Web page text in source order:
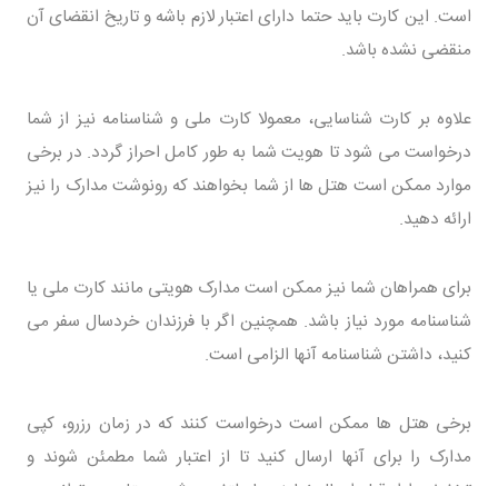
است. این کارت باید حتما دارای اعتبار لازم باشه و تاریخ انقضای آن
منقضی نشده باشد.
علاوه بر کارت شناسایی، معمولا کارت ملی و شناسنامه نیز از شما
درخواست می شود تا هویت شما به طور کامل احراز گردد. در برخی
موارد ممکن است هتل ها از شما بخواهند که رونوشت مدارک را نیز
ارائه دهید.
برای همراهان شما نیز ممکن است مدارک هویتی مانند کارت ملی یا
شناسنامه مورد نیاز باشد. همچنین اگر با فرزندان خردسال سفر می
کنید، داشتن شناسنامه آنها الزامی است.
برخی هتل ها ممکن است درخواست کنند که در زمان رزرو، کپی
مدارک را برای آنها ارسال کنید تا از اعتبار شما مطمئن شوند و